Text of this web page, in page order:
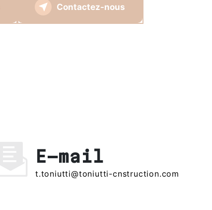
Contactez-nous
E-mail
t.toniutti@toniutti-cnstruction.com